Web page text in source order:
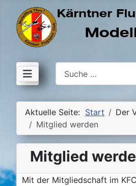
Aktuelle Seite: Start
Der
Mitglied werden
Mitglied
Mit der Mitgliedschaft im